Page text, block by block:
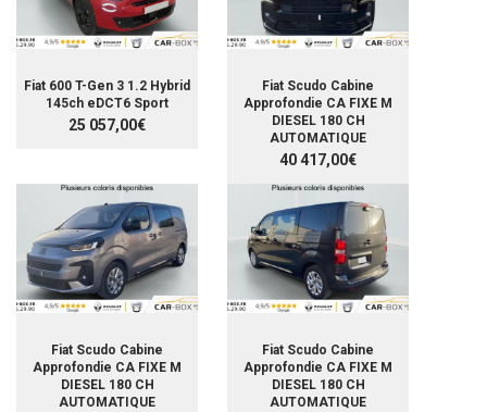
Fiat 600 T-Gen 3 1.2 Hybrid
145ch eDCT6 Sport
25 057,00€
Fiat Scudo Cabine
Approfondie CA FIXE M
DIESEL 180 CH
AUTOMATIQUE
40 417,00€
Fiat Scudo Cabine
Approfondie CA FIXE M
DIESEL 180 CH
AUTOMATIQUE
Fiat Scudo Cabine
Approfondie CA FIXE M
DIESEL 180 CH
AUTOMATIQUE